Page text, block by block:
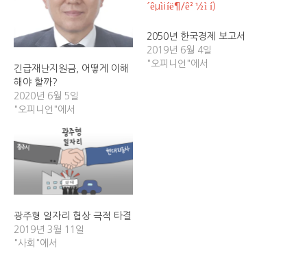
긴급재난지원금, 어떻게 이해
해야 할까?
2020년 6월 5일
"오피니언"에서
2050년 한국경제 보고서
2019년 6월 4일
"오피니언"에서
광주형 일자리 협상 극적 타결
2019년 3월 11일
"사회"에서